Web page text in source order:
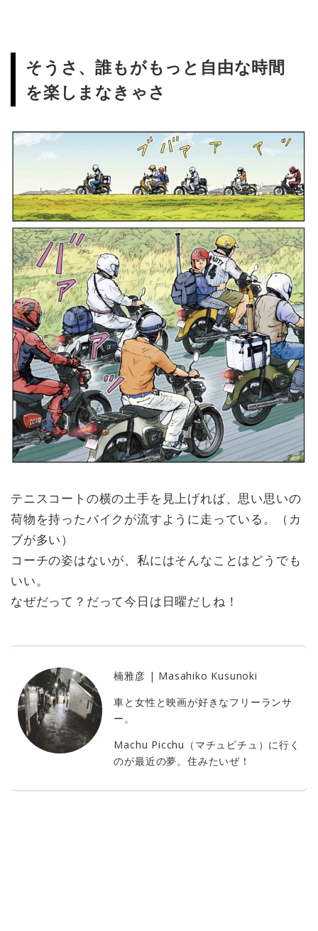
そうさ、誰もがもっと自由な時間
を楽しまなきゃさ
テニスコートの横の土手を見上げれば、思い思いの
荷物を持ったバイクが流すように走っている。（カ
ブが多い）
コーチの姿はないが、私にはそんなことはどうでも
いい。
なぜだって？だって今日は日曜だしね！
楠雅彦 | Masahiko Kusunoki
車と女性と映画が好きなフリーランサ
ー。
Machu Picchu（マチュピチュ）に行く
のが最近の夢。住みたいぜ！